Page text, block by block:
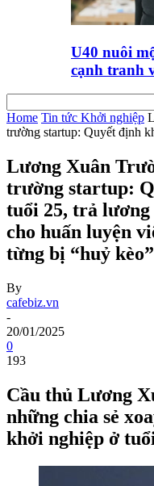
U40 nuôi
cạnh tranh
Home Tin tức Khởi nghiệp
trường startup: Quyết định
Lương Xuân
trường startup:
tuổi 25, trả
cho huấn luyện
từng bị “huỷ
By
cafebiz.vn
-
20/01/2025
0
193
Cầu thủ Lương
những chia sẻ
khởi nghiệp ở